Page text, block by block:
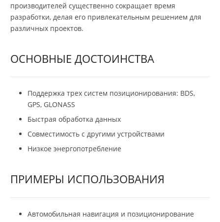
производителей существенно сокращает время
разработки, делая его привлекательным решением для
различных проектов.
ОСНОВНЫЕ ДОСТОИНСТВА
Поддержка трех систем позиционирования: BDS,
GPS, GLONASS
Быстрая обработка данных
Совместимость с другими устройствами
Низкое энергопотребление
ПРИМЕРЫ ИСПОЛЬЗОВАНИЯ
Автомобильная навигация и позиционирование